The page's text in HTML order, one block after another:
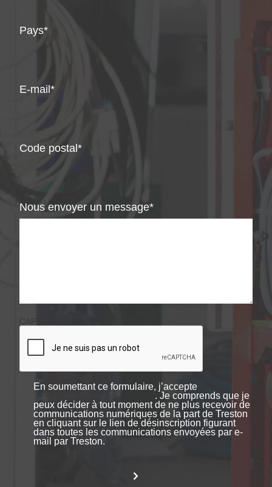
Pays
E-mail
Code postal
Nous envoyer un message
En soumettant ce formulaire, j’accepte
. Je comprends que je
peux décider à tout moment de ne plus recevoir de
communications numériques de la part de Treston
en cliquant sur le lien de désinscription figurant
dans toutes les communications envoyées par e-
mail par Treston.